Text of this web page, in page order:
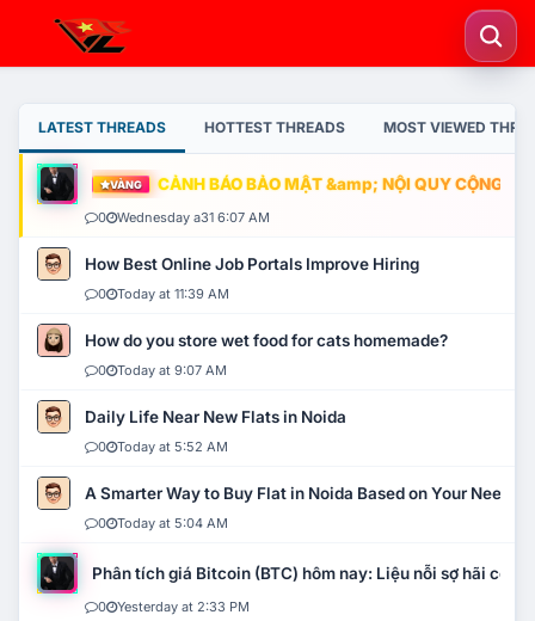
LATEST THREADS HOTTEST THREADS MOST VIEWED
VÀNG CẢNH BÁO BẢO MẬT &amp; NỘI QUY CỘNG
0 Wednesday a31 6:07 AM
How Best Online Job Portals Improve Hiring
0 Today at 11:39 AM
How do you store wet food for cats homemade?
0 Today at 9:07 AM
Daily Life Near New Flats in Noida
0 Today at 5:52 AM
A Smarter Way to Buy Flat in Noida Based on Your Needs
0 Today at 5:04 AM
Phân tích giá Bitcoin (BTC) hôm nay: Liệu nỗi sợ hãi có
0 Yesterday at 2:33 PM